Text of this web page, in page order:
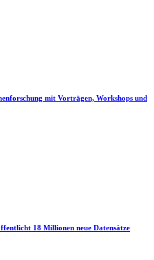
mit Vorträgen, Workshops und
18 Millionen neue Datensätze